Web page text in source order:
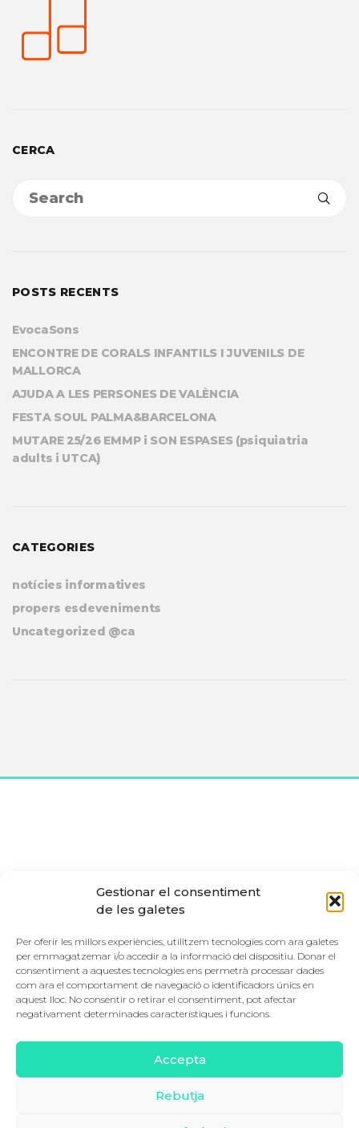
Gestionar el consentiment
de les galetes
Per oferir les millors experiències, utilitzem tecnologies com ara galetes
per emmagatzemar i/o accedir a la informació del dispositiu. Donar el
consentiment a aquestes tecnologies ens permetrà processar dades
com ara el comportament de navegació o identificadors únics en
aquest lloc. No consentir o retirar el consentiment, pot afectar
negativament determinades característiques i funcions.
Accepta
Rebutja
CERCA
POSTS RECENTS
EvocaSons
ENCONTRE DE CORALS INFANTILS I JUVENILS DE
MALLORCA
AJUDA A LES PERSONES DE VALÈNCIA
FESTA SOUL PALMA&BARCELONA
MUTARE 25/26 EMMP i SON ESPASES (psiquiatria
adults i UTCA)
CATEGORIES
notícies informatives
propers esdeveniments
Uncategorized @ca
Escola Municipal de Música de Palma
Blanquers, 2 – 07001 Palma – Illes Balears
T:971 71 91 27|